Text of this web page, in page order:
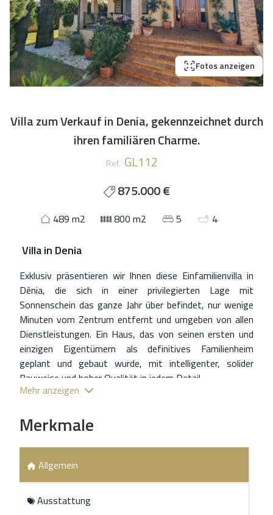
Fotos anzeigen
Villa zum Verkauf in Denia, gekennzeichnet durch
ihren familiären Charme.
Ref. GL112
875.000 €
489 m2 800 m2 5 4
Villain Denia
Exklusiv präsentieren wir Ihnen diese Einfamilienvilla in
Dénia, die sich in einer privilegierten Lage mit
Sonnenschein das ganze Jahr über befindet, nur wenige
Minuten vom Zentrum entfernt und umgeben von allen
Dienstleistungen. Ein Haus, das von seinen ersten und
einzigen Eigentümern als definitives Familienheim
geplant und gebaut wurde, mit intelligenter, solider
Bauweise und hoher Qualität in jedem Detail.
außergewöhnlich geräumigen und komfortablen Räume
im Alltag aus. Es steht auf einem flachen Grundstück
mit eigenem Brunnen und Solarpanelen, was eine nahezu
null kostenfreie Energie- und Wasserversorgung
ermöglicht.
Es verfügt über 4 Schlafzimmer (eins davon im
Mehr anzeigen
Merkmale
Allgemein
Ausstattung